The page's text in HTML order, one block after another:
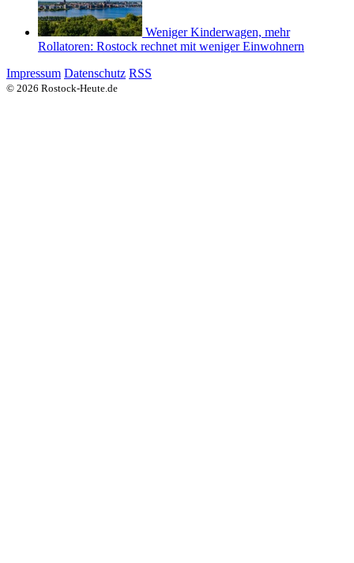
Weniger Kinderwagen, mehr
Rollatoren: Rostock rechnet mit weniger Einwohnern
Impressum Datenschutz RSS
© 2026 Rostock-Heute.de